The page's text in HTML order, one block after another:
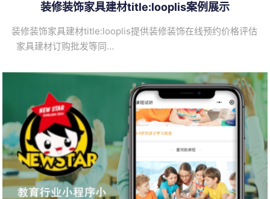
装修装饰家具建材title:looplis案例展示
装修装饰家具建材title:looplis提供装修装饰在线预约价格评估
家具建材订购批发等同…